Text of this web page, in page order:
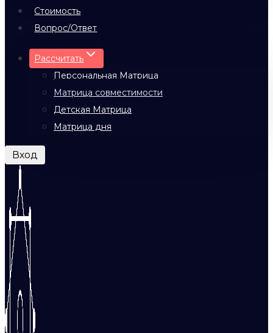
Стоимость
Вопрос/Ответ
Рассчитать
Персональная Матрица
Матрица совместимости
Детская Матрица
Матрица дня
Вход